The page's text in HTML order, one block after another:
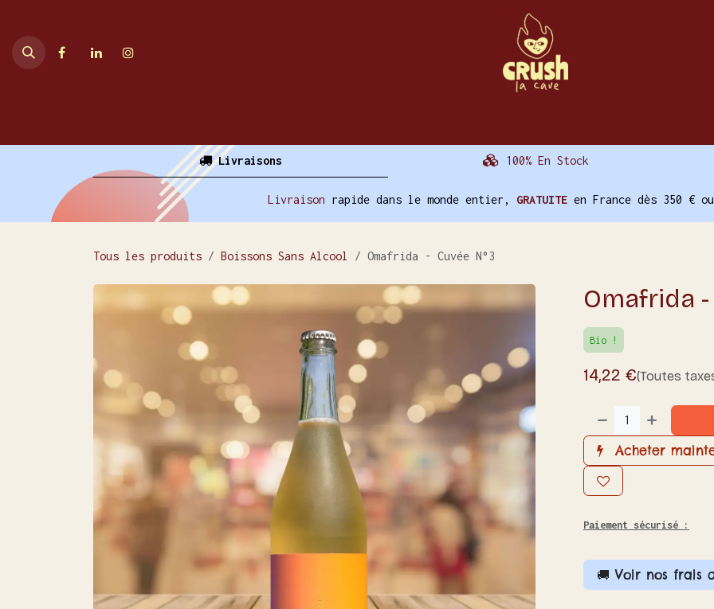
Livraisons 100% En Stock
Livraison rapide dans le monde entier, GRATUITE en France dès 350 €
Tous les produits Boissons Sans Alcool Omafrida - Cuvée N°3
Omafrida
Bio !
14,22 €(Toutes
Acheter
Paiement sécurisé :
🚚 Voir nos frais